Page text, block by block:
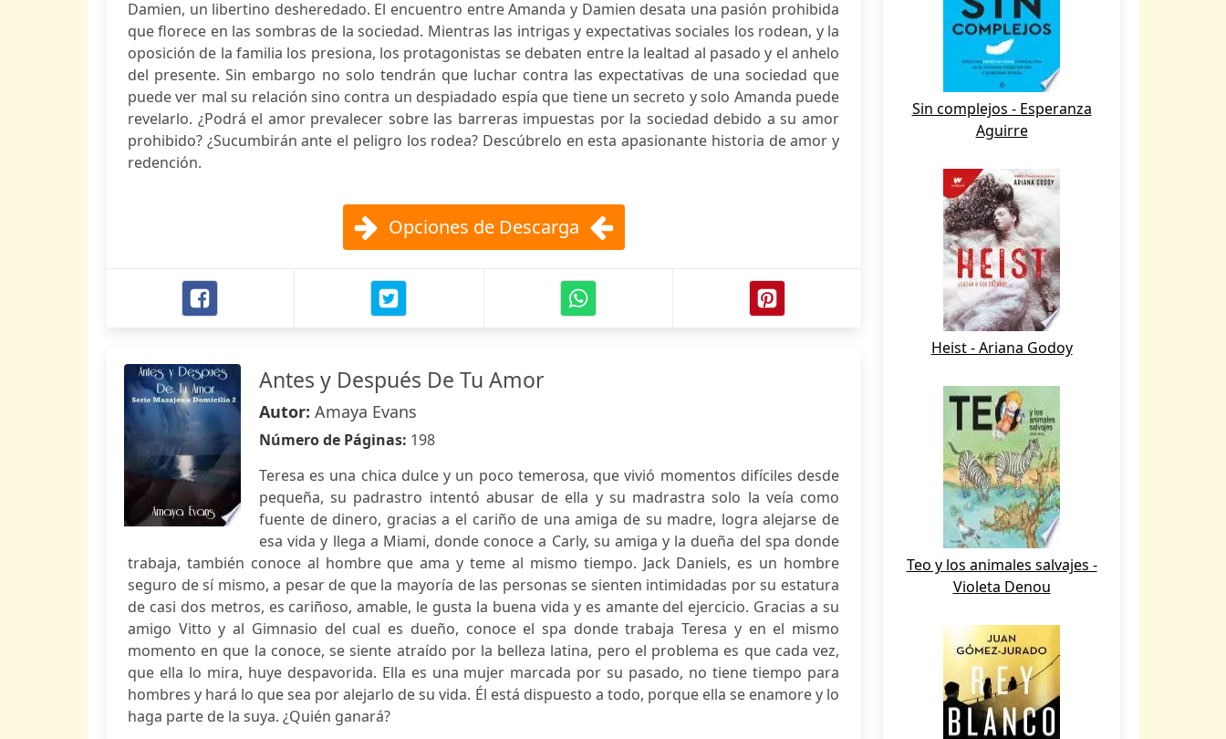
Damien, un libertino desheredado. El encuentro entre Amanda y Damien desata una pasión prohibida
que florece en las sombras de la sociedad. Mientras las intrigas y expectativas sociales los rodean, y la
oposición de la familia los presiona, los protagonistas se debaten entre la lealtad al pasado y el anhelo
del presente. Sin embargo no solo tendrán que luchar contra las expectativas de una sociedad que
puede ver mal su relación sino contra un despiadado espía que tiene un secreto y solo Amanda puede
revelarlo. ¿Podrá el amor prevalecer sobre las barreras impuestas por la sociedad debido a su amor
prohibido? ¿Sucumbirán ante el peligro los rodea? Descúbrelo en esta apasionante historia de amor y
redención.
Opciones de Descarga
Antes y Después De Tu Amor
Autor: Amaya Evans
Número de Páginas: 198
Teresa es una chica dulce y un poco temerosa, que vivió momentos difíciles desde
pequeña, su padrastro intentó abusar de ella y su madrastra solo la veía como
fuente de dinero, gracias a el cariño de una amiga de su madre, logra alejarse de
esa vida y llega a Miami, donde conoce a Carly, su amiga y la dueña del spa donde
trabaja, también conoce al hombre que ama y teme al mismo tiempo. Jack Daniels, es un hombre
seguro de sí mismo, a pesar de que la mayoría de las personas se sienten intimidadas por su estatura
de casi dos metros, es cariñoso, amable, le gusta la buena vida y es amante del ejercicio. Gracias a su
amigo Vitto y al Gimnasio del cual es dueño, conoce el spa donde trabaja Teresa y en el mismo
momento en que la conoce, se siente atraído por la belleza latina, pero el problema es que cada vez,
que ella lo mira, huye despavorida. Ella es una mujer marcada por su pasado, no tiene tiempo para
hombres y hará lo que sea por alejarlo de su vida. Él está dispuesto a todo, porque ella se enamore y lo
haga parte de la suya. ¿Quién ganará?
Sin complejos - Esperanza
Aguirre
Heist - Ariana Godoy
Teo y los animales salvajes -
Violeta Denou